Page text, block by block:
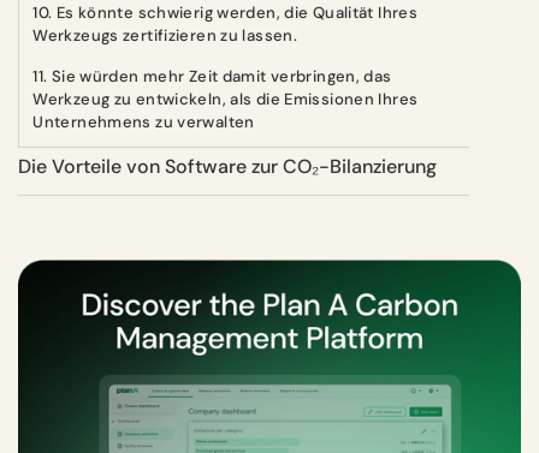
10. Es könnte schwierig werden, die Qualität Ihres
Werkzeugs zertifizieren zu lassen.
11. Sie würden mehr Zeit damit verbringen, das
Werkzeug zu entwickeln, als die Emissionen Ihres
Unternehmens zu verwalten
Die Vorteile von Software zur CO₂-Bilanzierung